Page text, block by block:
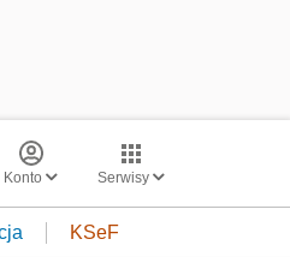
Konto Serwisy
KSeF